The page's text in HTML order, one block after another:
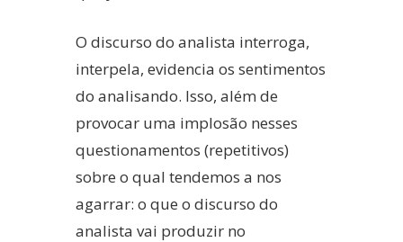
O discurso do analista interroga,
interpela, evidencia os sentimentos
do analisando. Isso, além de
provocar uma implosão nesses
questionamentos (repetitivos)
sobre o qual tendemos a nos
agarrar: o que o discurso do
analista vai produzir no